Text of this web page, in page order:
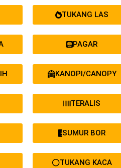
TUKANG LAS
PAGAR
KANOPI/CANOPY
TERALIS
SUMUR BOR
TUKANG KACA